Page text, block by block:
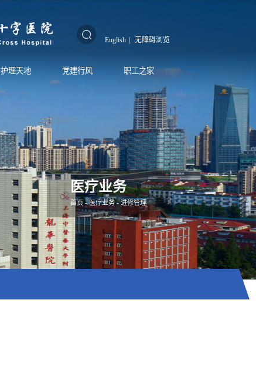
English | 无障碍浏览
护理天地 党建行风 职工之家
医疗业务
首页- 医疗业务-进修管理